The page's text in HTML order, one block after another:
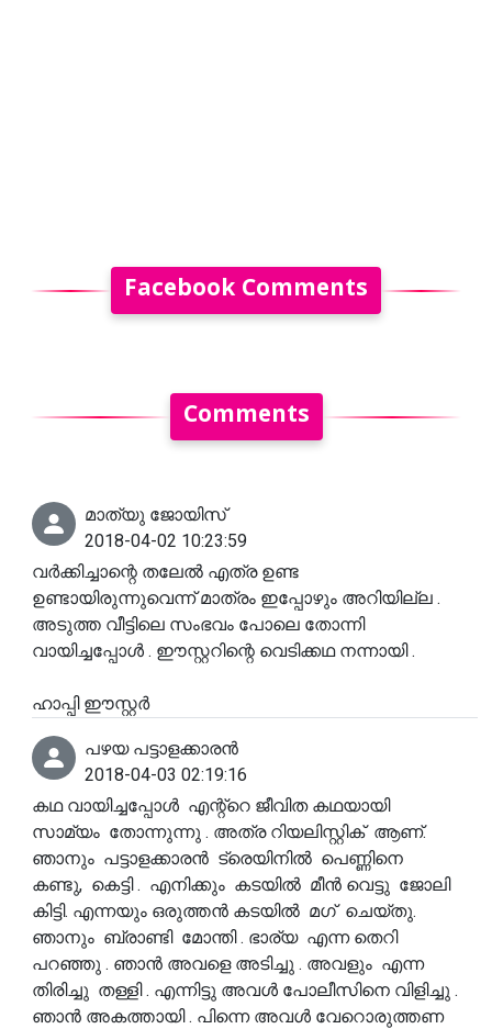
Facebook Comments
Comments
മാത്യു ജോയിസ്
2018-04-02 10:23:59
വർക്കിച്ചാന്റെ തലേൽ എത്ര ഉണ്ട
ഉണ്ടായിരുന്നുവെന്ന് മാത്രം ഇപ്പോഴും അറിയില്ല .
അടുത്ത വീട്ടിലെ സംഭവം പോലെ തോന്നി
വായിച്ചപ്പോൾ . ഈസ്റ്ററിന്റെ വെടിക്കഥ നന്നായി .
ഹാപ്പി ഈസ്റ്റർ
പഴയ പട്ടാളക്കാരൻ
2018-04-03 02:19:16
കഥ വായിച്ചപ്പോൾ എന്റ്റെ ജീവിത കഥയായി
സാമ്യം തോന്നുന്നു . അത്ര റിയലിസ്റ്റിക് ആണ്.
ഞാനും പട്ടാളക്കാരൻ ട്രെയിനിൽ പെണ്ണിനെ
കണ്ടു, കെട്ടി . എനിക്കും കടയിൽ മീൻ വെട്ടു ജോലി
കിട്ടി. എന്നയും ഒരുത്തൻ കടയിൽ മഗ് ചെയ്തു.
ഞാനും ബ്രാണ്ടി മോന്തി . ഭാര്യ എന്ന തെറി
പറഞ്ഞു . ഞാൻ അവളെ അടിച്ചു . അവളും എന്ന
തിരിച്ചു തള്ളി . എന്നിട്ടു അവൾ പോലീസിനെ വിളിച്ചു .
ഞാൻ അകത്തായി . പിന്നെ അവൾ വേറൊരുത്തണ